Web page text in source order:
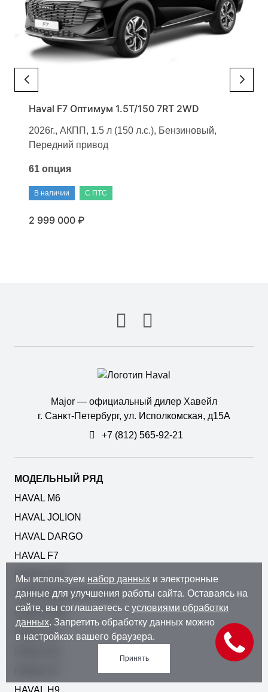
Haval F7 Оптимум 1.5T/150 7RT 2WD
2026г., АКПП, 1.5 л (150 л.с.), Бензиновый,
Передний привод
61 опция
В наличии С ПТС
2 999 000 ₽
Major — официальный дилер Хавейл
г. Санкт-Петербург, ул. Исполкомская, д15А
+7 (812) 565-92-21
МОДЕЛЬНЫЙ РЯД
HAVAL M6
HAVAL JOLION
HAVAL DARGO
HAVAL F7
HAVAL F7X
GWM KINGKONG POER
GWM POER
HAVAL H3
Мы используем набор данных и электронные
данные для улучшения работы сайта. Оставаясь на
сайте, вы соглашаетесь с условиями обработки
данных. Запретить обработку данных можно
в настройках вашего браузера.
Принять